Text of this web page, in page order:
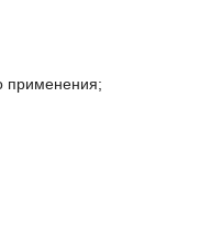
применения;